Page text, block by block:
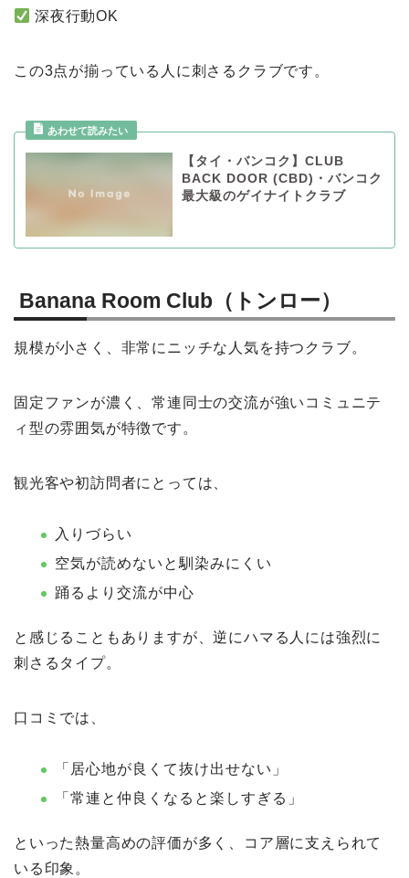
深夜行動OK
この3点が揃っている人に刺さるクラブです。
【タイ・バンコク】CLUB
BACK DOOR (CBD)・バンコク
最大級のゲイナイトクラブ
Banana Room Club（トンロー）
規模が小さく、非常にニッチな人気を持つクラブ。
固定ファンが濃く、常連同士の交流が強いコミュニテ
ィ型の雰囲気が特徴です。
観光客や初訪問者にとっては、
入りづらい
空気が読めないと馴染みにくい
踊るより交流が中心
と感じることもありますが、逆にハマる人には強烈に
刺さるタイプ。
口コミでは、
「居心地が良くて抜け出せない」
「常連と仲良くなると楽しすぎる」
といった熱量高めの評価が多く、コア層に支えられて
いる印象。